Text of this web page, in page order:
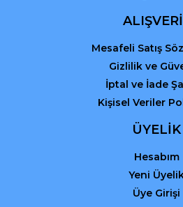
Mesafeli Satış
Gizlilik ve
İptal ve İade
Kişisel Veriler
ÜYELİK
Hesabım
Yeni
Üye Girişi